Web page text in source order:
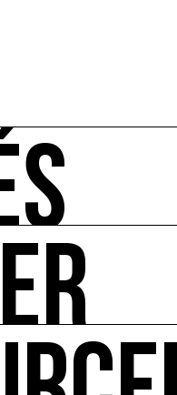
de l'art et de
ses impacts.